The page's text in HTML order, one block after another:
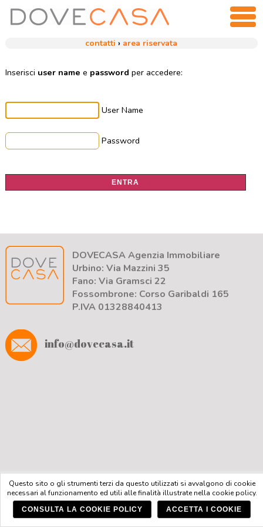
contatti› area riservata
Inserisci user name e password per accedere:
User Name
Password
DOVECASA Agenzia Immobiliare
Urbino: Via Mazzini 35
Fano: Via Gramsci 22
Fossombrone: Corso Garibaldi 165
P.IVA 01328840413
info@dovecasa.it
Questo sito o gli strumenti terzi da questo utilizzati si avvalgono di cookie
necessari al funzionamento ed utili alle finalità illustrate nella cookie policy.